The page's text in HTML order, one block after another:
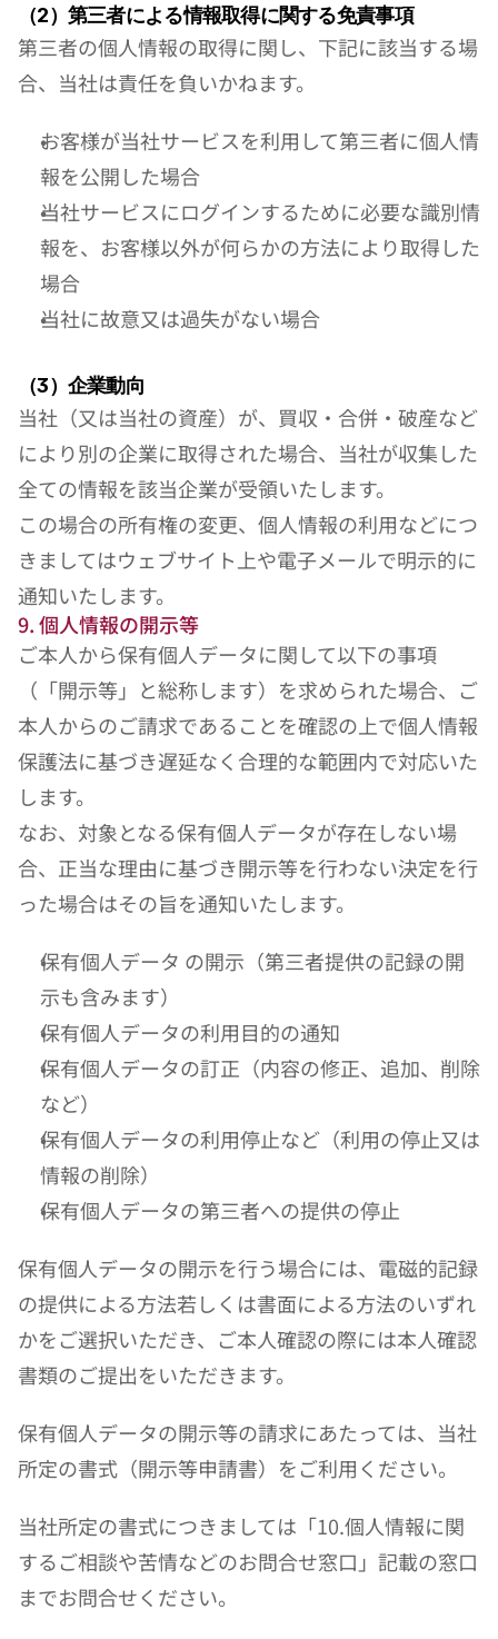
（2）第三者による情報取得に関する免責事項
第三者の個人情報の取得に関し、下記に該当する場
合、当社は責任を負いかねます。
お客様が当社サービスを利用して第三者に個人情
報を公開した場合
当社サービスにログインするために必要な識別情
報を、お客様以外が何らかの方法により取得した
場合
当社に故意又は過失がない場合
（3）企業動向
当社（又は当社の資産）が、買収・合併・破産など
により別の企業に取得された場合、当社が収集した
全ての情報を該当企業が受領いたします。
この場合の所有権の変更、個人情報の利用などにつ
きましてはウェブサイト上や電子メールで明示的に
通知いたします。
9. 個人情報の開示等
ご本人から保有個人データに関して以下の事項
（「開示等」と総称します）を求められた場合、ご
本人からのご請求であることを確認の上で個人情報
保護法に基づき遅延なく合理的な範囲内で対応いた
します。
なお、対象となる保有個人データが存在しない場
合、正当な理由に基づき開示等を行わない決定を行
った場合はその旨を通知いたします。
保有個人データ の開示（第三者提供の記録の開
示も含みます）
保有個人データの利用目的の通知
保有個人データの訂正（内容の修正、追加、削除
など）
保有個人データの利用停止など（利用の停止又は
情報の削除）
保有個人データの第三者への提供の停止
保有個人データの開示を行う場合には、電磁的記録
の提供による方法若しくは書面による方法のいずれ
かをご選択いただき、ご本人確認の際には本人確認
書類のご提出をいただきます。
保有個人データの開示等の請求にあたっては、当社
所定の書式（開示等申請書）をご利用ください。
当社所定の書式につきましては「10.個人情報に関
するご相談や苦情などのお問合せ窓口」記載の窓口
までお問合せください。